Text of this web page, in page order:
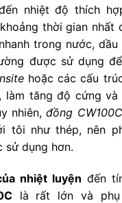
nhiệt độ thích
thời gian nhất
trong nước, dầu
được sử dụng
hoặc các cấu
làm tăng độ cứng và
nhiên,đồng CW100C
tôi như thép, nên
sử dụng hơn.
nhiệt luyện đến
là rất lớn và phụ